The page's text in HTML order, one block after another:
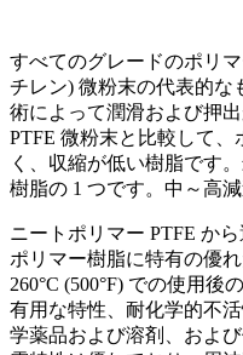
すべてのグレードのポリ
チレン) 微粉末の代表的な
術によって潤滑および押
PTFE 微粉末と比較して、
く、収縮が低い樹脂です
樹脂の 1 つです。中～高
ニートポリマー PTFE か
ポリマー樹脂に特有の優
260°C (500°F) での使用後
有用な特性、耐化学的不
学薬品および溶剤、およ